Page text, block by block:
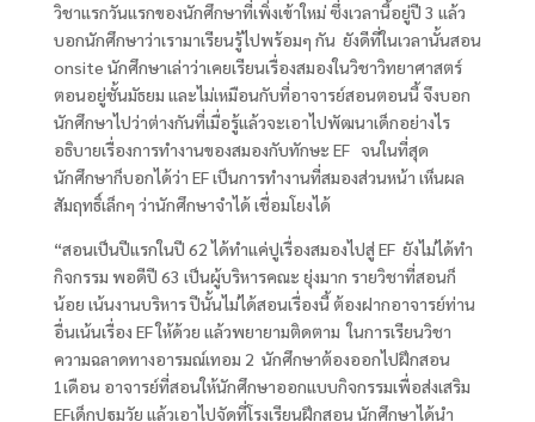
วิชาแรกวันแรกของนักศึกษาที่เพิ่งเข้าใหม่ ซึ่งเวลานี้อยู่ปี 3 แล้ว
บอกนักศึกษาว่าเรามาเรียนรู้ไปพร้อมๆ กัน ยังดีที่ในเวลานั้นสอน
onsite นักศึกษาเล่าว่าเคยเรียนเรื่องสมองในวิชาวิทยาศาสตร์
ตอนอยู่ชั้นมัธยม และไม่เหมือนกับที่อาจารย์สอนตอนนี้ จึงบอก
นักศึกษาไปว่าต่างกันที่เมื่อรู้แล้วจะเอาไปพัฒนาเด็กอย่างไร
อธิบายเรื่องการทำงานของสมองกับทักษะ EF จนในที่สุด
นักศึกษาก็บอกได้ว่า EFเป็นการทำงานที่สมองส่วนหน้า เห็นผล
สัมฤทธิ์เล็กๆ ว่านักศึกษาจำได้ เชื่อมโยงได้
“สอนเป็นปีแรกในปี 62ได้ทำแค่ปูเรื่องสมองไปสู่EF ยังไม่ได้ทำ
กิจกรรม พอดีปี 63 เป็นผู้บริหารคณะ ยุ่งมาก รายวิชาที่สอนก็
น้อย เน้นงานบริหาร ปีนั้นไม่ได้สอนเรื่องนี้ ต้องฝากอาจารย์ท่าน
อื่นเน้นเรื่อง EFให้ด้วย แล้วพยายามติดตาม ในการเรียนวิชา
ความฉลาดทางอารมณ์เทอม 2 นักศึกษาต้องออกไปฝึกสอน
1เดือน อาจารย์ที่สอนให้นักศึกษาออกแบบกิจกรรมเพื่อส่งเสริม
EFเด็กปฐมวัย แล้วเอาไปจัดที่โรงเรียนฝึกสอน นักศึกษาได้นำ